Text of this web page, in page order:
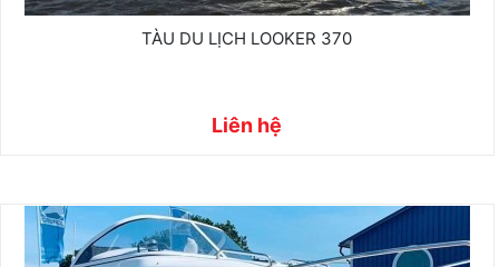
TÀU DU LỊCH LOOKER 370
Liên hệ